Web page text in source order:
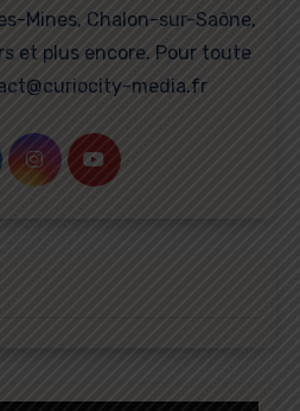
Mines, Chalon-sur-Saône,
et plus encore. Pour toute
media.fr